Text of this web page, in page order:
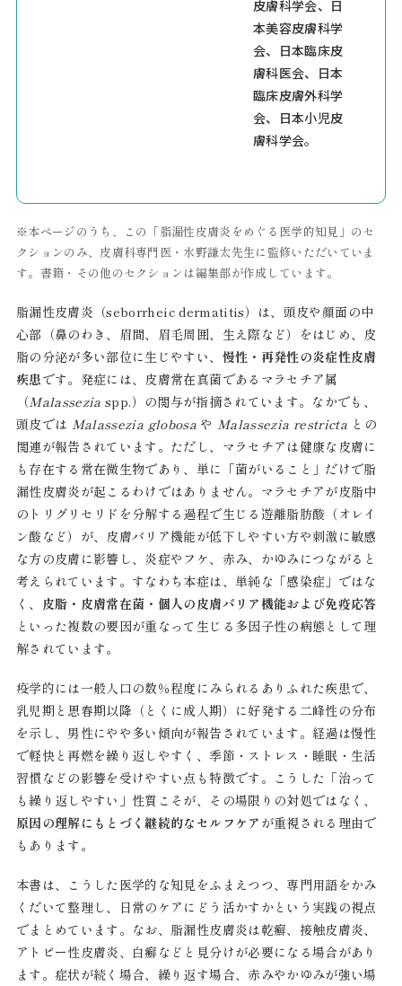
皮膚科学会、日
本美容皮膚科学
会、日本臨床皮
膚科医会、日本
臨床皮膚外科学
会、日本小児皮
膚科学会。
※本ページのうち、この「脂漏性皮膚炎をめぐる医学的知見」のセ
クションのみ、皮膚科専門医・水野謙太先生に監修いただいていま
す。書籍・その他のセクションは編集部が作成しています。
脂漏性皮膚炎（seborrheic dermatitis）は、頭皮や顔面の中
心部（鼻のわき、眉間、眉毛周囲、生え際など）をはじめ、皮
脂の分泌が多い部位に生じやすい、 慢性・再発性の炎症性皮膚
疾患です。発症には、皮膚常在真菌であるマラセチア属
（Malassezia spp.）の関与が指摘されています。なかでも、
頭皮では Malassezia globosaや Malassezia restricta との
関連が報告されています。ただし、マラセチアは健康な皮膚に
も存在する常在微生物であり、単に「菌がいること」だけで脂
漏性皮膚炎が起こるわけではありません。マラセチアが皮脂中
のトリグリセリドを分解する過程で生じる遊離脂肪酸（オレイ
ン酸など）が、皮膚バリア機能が低下しやすい方や刺激に敏感
な方の皮膚に影響し、炎症やフケ、赤み、かゆみにつながると
考えられています。すなわち本症は、単純な「感染症」ではな
く、
皮脂・皮膚常在菌・個人の皮膚バリア機能および免疫応答
といった複数の要因が重なって生じる多因子性の病態として理
解されています。
疫学的には一般人口の数％程度にみられるありふれた疾患で、
乳児期と思春期以降（とくに成人期）に好発する二峰性の分布
を示し、男性にやや多い傾向が報告されています。経過は慢性
で軽快と再燃を繰り返しやすく、季節・ストレス・睡眠・生活
習慣などの影響を受けやすい点も特徴です。こうした「治って
も繰り返しやすい」性質こそが、その場限りの対処ではなく、
原因の理解にもとづく継続的なセルフケア が重視される理由で
もあります。
本書は、こうした医学的な知見をふまえつつ、専門用語をかみ
くだいて整理し、日常のケアにどう活かすかという実践の視点
でまとめています。なお、脂漏性皮膚炎は乾癬、接触皮膚炎、
アトピー性皮膚炎、白癬などと見分けが必要になる場合があり
ます。症状が続く場合、繰り返す場合、赤みやかゆみが強い場